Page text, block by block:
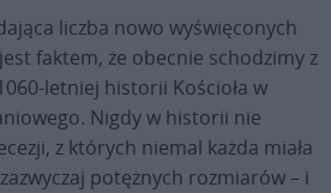
liczba nowo wyświęconych
faktem, że obecnie schodzimy z
letniej historii Kościoła w
Nigdy w historii nie
z których niemal każda miała
potężnych rozmiarów – i